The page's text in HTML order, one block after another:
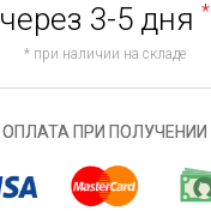
через 3-5 дня *
* при наличии на складе
ОПЛАТА ПРИ ПОЛУЧЕНИИ